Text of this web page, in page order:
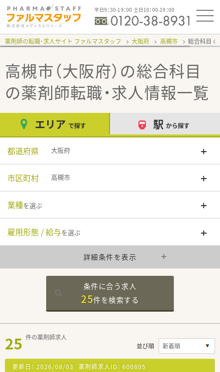
平日9：30-19：00 土日10：00-19：00
薬剤師の転職・求人サイト ファルマスタッフ 大阪府 高槻市 総合科目
高槻市（大阪府）の総合科目
の薬剤師転職・求人情報一覧
エリア で探す 駅 から探す
都道府県 大阪府
市区町村 高槻市
業種を選ぶ
雇用形態 / 給与を選ぶ
詳細条件を表示
条件に合う求人
25件を検索する
25 件の薬剤師求人
並び順
更新日： 2026/08/03 薬剤師求人ID： 600805